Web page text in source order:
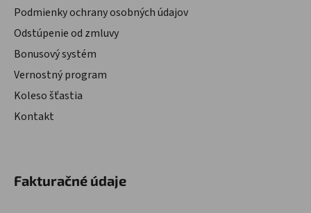
Podmienky ochrany osobných údajov
Odstúpenie od zmluvy
Bonusový systém
Vernostný program
Koleso šťastia
Kontakt
Fakturačné údaje